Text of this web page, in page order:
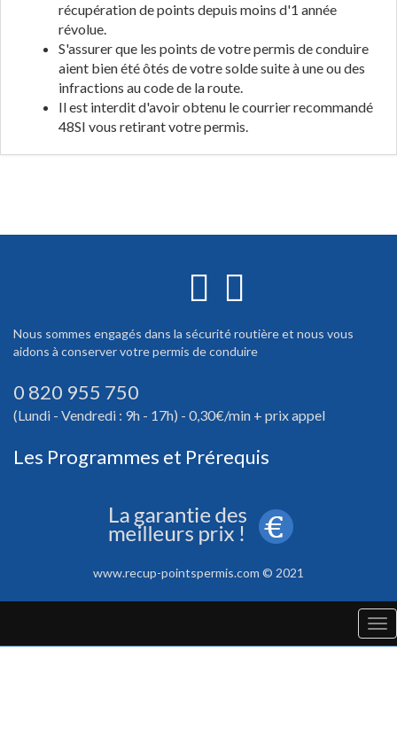
récupération de points depuis moins d'1 année
révolue.
S'assurer que les points de votre permis de conduire
aient bien été ôtés de votre solde suite à une ou des
infractions au code de la route.
Il est interdit d'avoir obtenu le courrier recommandé
48SI vous retirant votre permis.
Nous sommes engagés dans la sécurité routière et nous vous
aidons à conserver votre permis de conduire
0 820 955 750
(Lundi - Vendredi : 9h - 17h) - 0,30€/min + prix appel
Les Programmes et Prérequis
www.recup-pointspermis.com © 2021